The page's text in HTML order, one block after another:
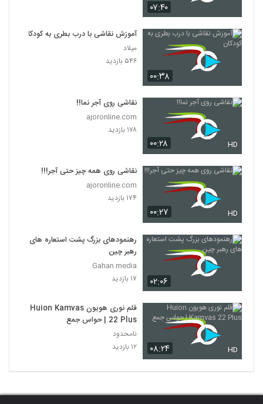
۰۷:۴۰
۰۰:۳۸
آموزش نقاشی با درب بطری به کودکان
میلاد
۵۴۶ بازدید
۰۰:۲۸ HD
نقاشی روی آجر نما!!
ajoronline.com
۱۷۸ بازدید
۰۰:۲۷ HD
نقاشی روی همه چیز حتی آجر!!!
ajoronline.com
۱۷۴ بازدید
۰۲:۰۶
رهنمودهای بزرگ پشت استعاره های
رهبر چین
Gahan media
۱۷ بازدید
۰۸:۲۴ HD
قلم نوری هویون Huion Kamvas
22 Plus | حواس جمع
نامحدود
۱۲ بازدید